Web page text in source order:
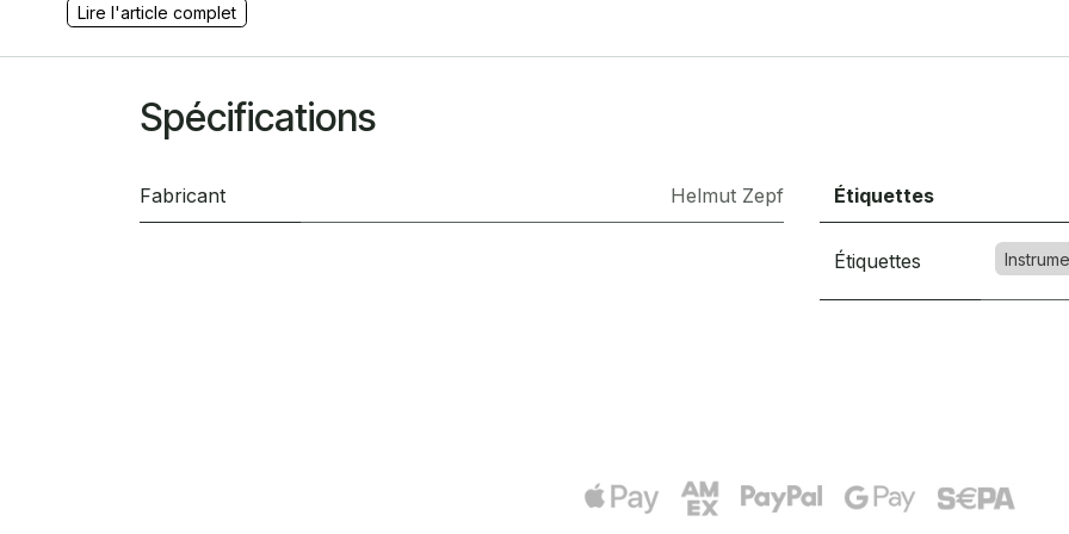
Lire l'article complet
Spécifications
Fabricant Helmut Zepf Étiquettes
Étiquettes